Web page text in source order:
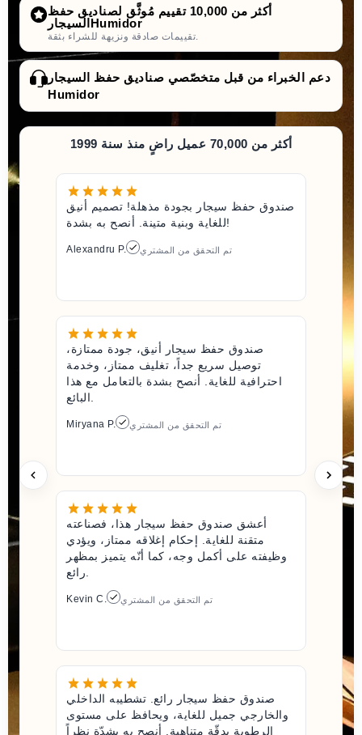
أكثر من 10,000 تقييم مُوثَّق لصناديق حفظ
السيجارHumidor
تقييمات صادقة ونزيهة للشراء بثقة.
دعم الخبراء من قبل متخصّصي صناديق حفظ السيجار
Humidor
أكثر من 70,000 عميل راضٍ منذ سنة 1999
صندوق حفظ سيجار بجودة مذهلة! تصميم أنيق
للغاية وبنية متينة. أنصح به بشدة!
Alexandru P. تم التحقق من المشتري
صندوق حفظ سيجار أنيق، جودة ممتازة،
توصيل سريع جداً، تغليف ممتاز، وخدمة
احترافية للغاية. أنصح بشدة بالتعامل مع هذا
البائع.
Miryana P. تم التحقق من المشتري
أعشق صندوق حفظ سيجار هذا، فصناعته
متقنة للغاية. إحكام إغلاقه ممتاز، ويؤدي
وظيفته على أكمل وجه، كما أنّه يتميز بمظهر
رائع.
Kevin C. تم التحقق من المشتري
صندوق حفظ سيجار رائع. تشطيبه الداخلي
والخارجي جميل للغاية، ويحافظ على مستوى
الرطوبة بدقّة متناهية. أنصح به بشدّة نظراً